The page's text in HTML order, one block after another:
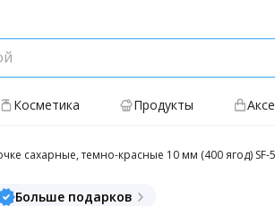
Косметика Продукты
сахарные, темно-красные 10 мм (400 ягод) SF-
Больше подарков